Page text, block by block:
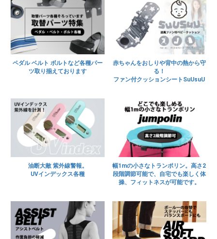
ペダル ベルト ボルトなど各種パー
ツ取り揃えております
赤ちゃんをおしりや背中の熱から守
る！
ファン付クッションシートSuUsuU
油断大敵 紫外線警報。
UVインデックス各種
幅1mの小さなトランポリン。高さ2
段階調節可能で、自宅でも楽しく体
操、フィットネスが可能です。